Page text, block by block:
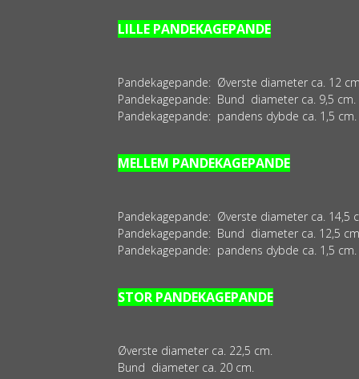
LILLE PANDEKAGEPANDE
Pandekagepande: Øverste diameter ca. 12
Pandekagepande: Bund diameter ca. 9,5 cm.
Pandekagepande: pandens dybde ca. 1,5 cm.
MELLEM PANDEKAGEPANDE
Pandekagepande: Øverste diameter ca. 14,5
Pandekagepande: Bund diameter ca. 12,5
Pandekagepande: pandens dybde ca. 1,5 cm.
STOR PANDEKAGEPANDE
Øverste diameter ca. 22,5 cm.
Bund diameter ca. 20 cm.